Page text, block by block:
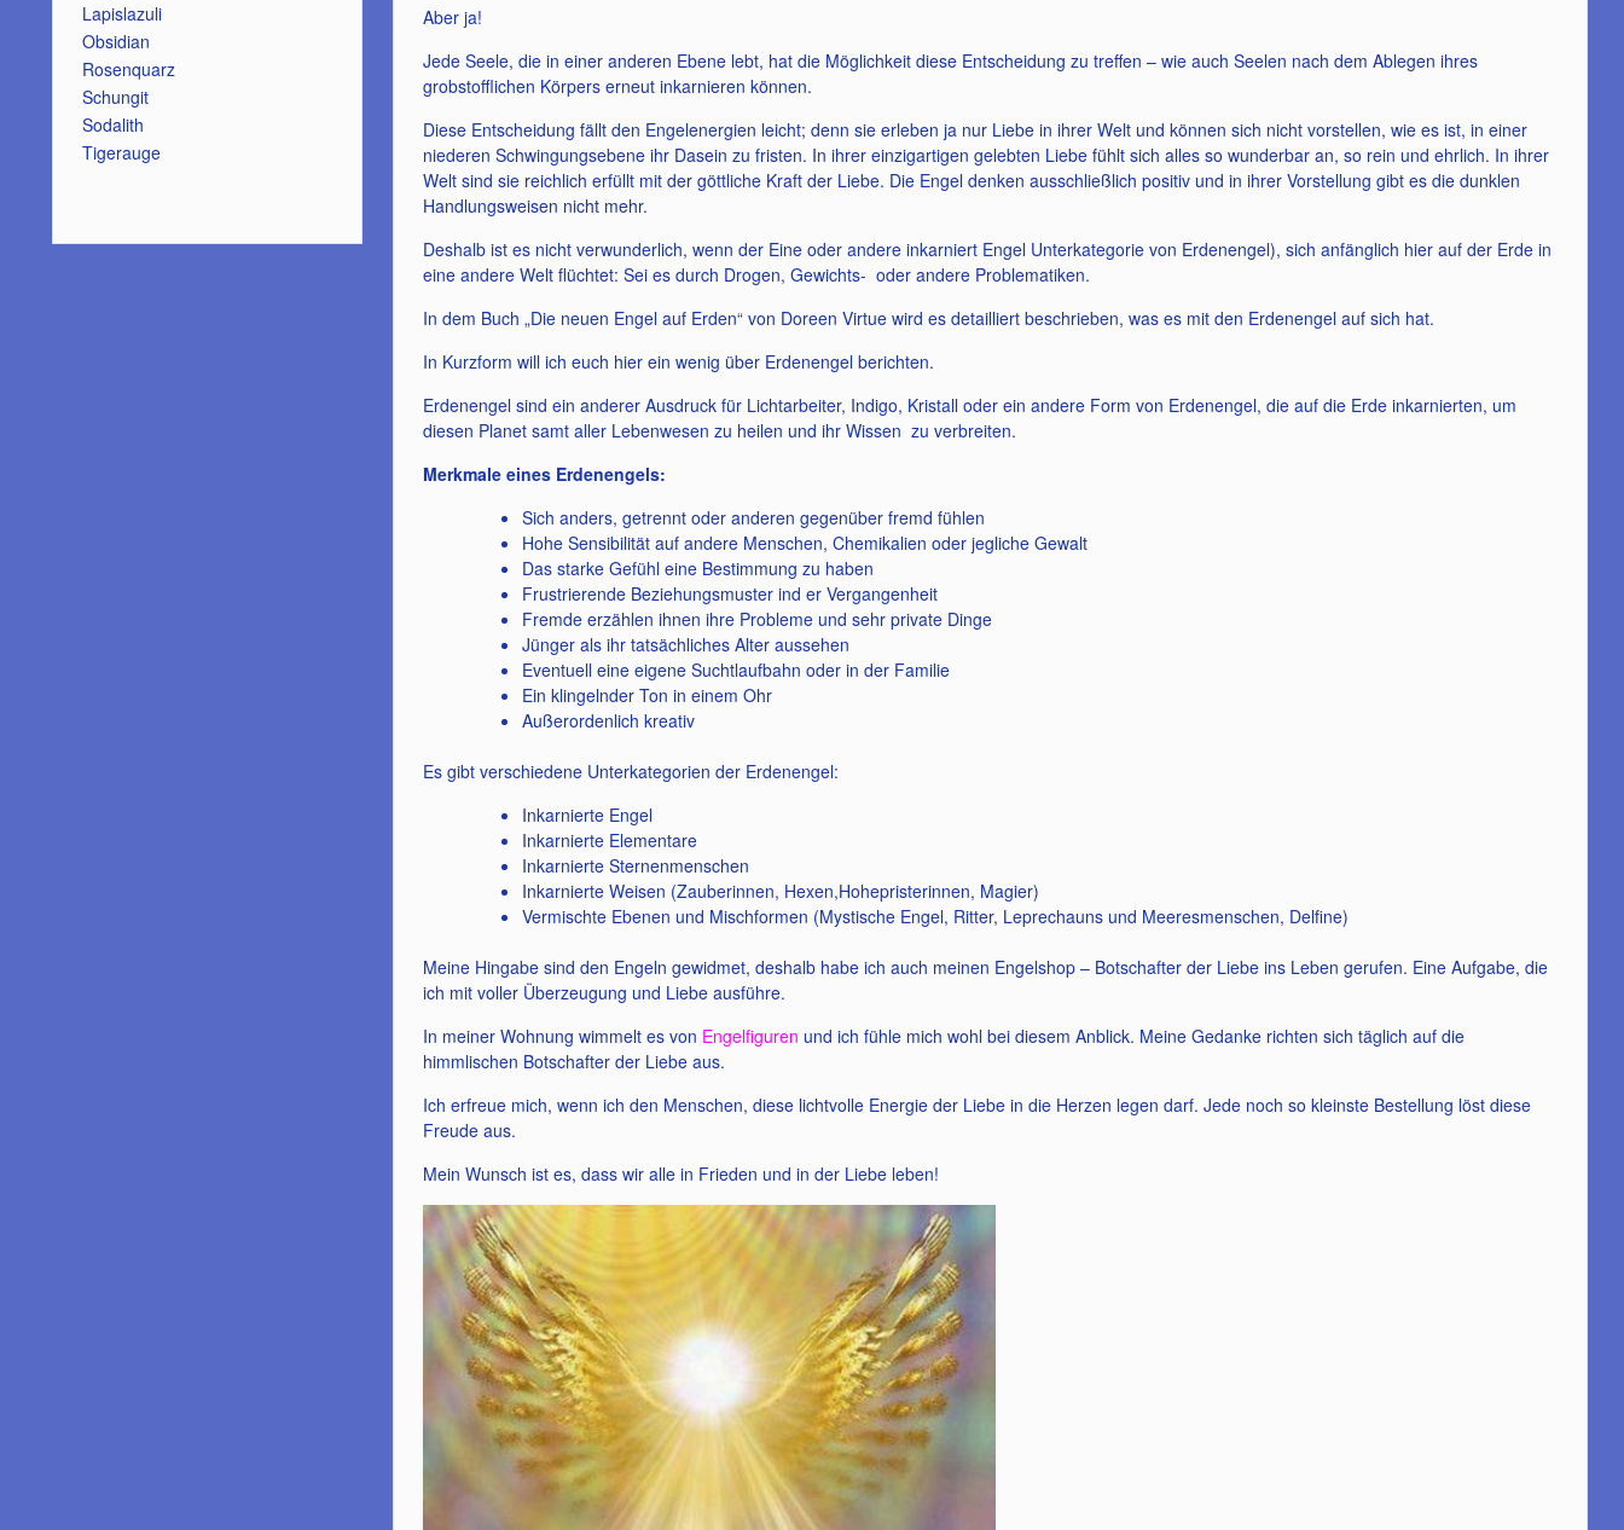
Aber ja!
Jede Seele, die in einer anderen Ebene lebt, hat die Möglichkeit diese Entscheidung zu treffen – wie auch Seelen nach dem Ablegen ihres
grobstofflichen Körpers erneut inkarnieren können.
Diese Entscheidung fällt den Engelenergien leicht; denn sie erleben ja nur Liebe in ihrer Welt und können sich nicht vorstellen, wie es ist, in einer
niederen Schwingungsebene ihr Dasein zu fristen. In ihrer einzigartigen gelebten Liebe fühlt sich alles so wunderbar an, so rein und ehrlich. In ihrer
Welt sind sie reichlich erfüllt mit der göttliche Kraft der Liebe. Die Engel denken ausschließlich positiv und in ihrer Vorstellung gibt es die dunklen
Handlungsweisen nicht mehr.
Deshalb ist es nicht verwunderlich, wenn der Eine oder andere inkarniert Engel Unterkategorie von Erdenengel), sich anfänglich hier auf der Erde in
eine andere Welt flüchtet: Sei es durch Drogen, Gewichts- oder andere Problematiken.
In dem Buch „Die neuen Engel auf Erden“ von Doreen Virtue wird es detailliert beschrieben, was es mit den Erdenengel auf sich hat.
In Kurzform will ich euch hier ein wenig über Erdenengel berichten.
Erdenengel sind ein anderer Ausdruck für Lichtarbeiter, Indigo, Kristall oder ein andere Form von Erdenengel, die auf die Erde inkarnierten, um
diesen Planet samt aller Lebenwesen zu heilen und ihr Wissen zu verbreiten.
Merkmale eines Erdenengels:
Sich anders, getrennt oder anderen gegenüber fremd fühlen
Hohe Sensibilität auf andere Menschen, Chemikalien oder jegliche Gewalt
Das starke Gefühl eine Bestimmung zu haben
Frustrierende Beziehungsmuster ind er Vergangenheit
Fremde erzählen ihnen ihre Probleme und sehr private Dinge
Jünger als ihr tatsächliches Alter aussehen
Eventuell eine eigene Suchtlaufbahn oder in der Familie
Ein klingelnder Ton in einem Ohr
Außerordenlich kreativ
Es gibt verschiedene Unterkategorien der Erdenengel:
Inkarnierte Engel
Inkarnierte Elementare
Inkarnierte Sternenmenschen
Inkarnierte Weisen (Zauberinnen, Hexen,Hohepristerinnen, Magier)
Vermischte Ebenen und Mischformen (Mystische Engel, Ritter, Leprechauns und Meeresmenschen, Delfine)
Meine Hingabe sind den Engeln gewidmet, deshalb habe ich auch meinen Engelshop – Botschafter der Liebe ins Leben gerufen. Eine Aufgabe, die
ich mit voller Überzeugung und Liebe ausführe.
In meiner Wohnung wimmelt es von Engelfiguren und ich fühle mich wohl bei diesem Anblick. Meine Gedanke richten sich täglich auf die
himmlischen Botschafter der Liebe aus.
Ich erfreue mich, wenn ich den Menschen, diese lichtvolle Energie der Liebe in die Herzen legen darf. Jede noch so kleinste Bestellung löst diese
Freude aus.
Mein Wunsch ist es, dass wir alle in Frieden und in der Liebe leben!
Lapislazuli
Obsidian
Rosenquarz
Schungit
Sodalith
Tigerauge